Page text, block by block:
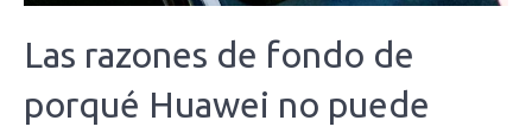
Las razones de fondo de
porqué Huawei no puede